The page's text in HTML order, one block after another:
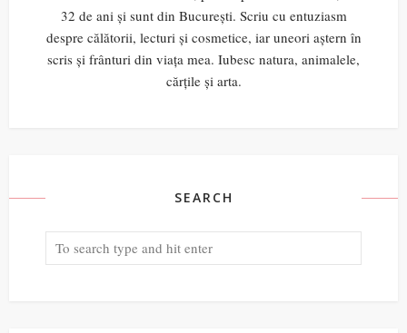
32 de ani și sunt din București. Scriu cu entuziasm
despre călătorii, lecturi și cosmetice, iar uneori aștern în
scris și frânturi din viața mea. Iubesc natura, animalele,
cărțile și arta.
SEARCH